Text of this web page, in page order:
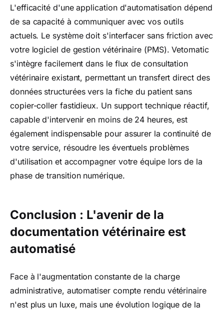
L'efficacité d'une application d'automatisation dépend
de sa capacité à communiquer avec vos outils
actuels. Le système doit s'interfacer sans friction avec
votre logiciel de gestion vétérinaire (PMS). Vetomatic
s'intègre facilement dans le flux de consultation
vétérinaire existant, permettant un transfert direct des
données structurées vers la fiche du patient sans
copier-coller fastidieux. Un support technique réactif,
capable d'intervenir en moins de 24 heures, est
également indispensable pour assurer la continuité de
votre service, résoudre les éventuels problèmes
d'utilisation et accompagner votre équipe lors de la
phase de transition numérique.
Conclusion : L'avenir de la
documentation vétérinaire est
automatisé
Face à l'augmentation constante de la charge
administrative, automatiser compte rendu vétérinaire
n'est plus un luxe, mais une évolution logique de la